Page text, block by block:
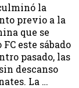
la
previo a la
que se
este sábado
pasado, las
descanso
La …